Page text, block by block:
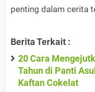
penting dalam cerita
Berita Terkait :
20 Cara
Tahun di Panti
Kaftan Cokelat